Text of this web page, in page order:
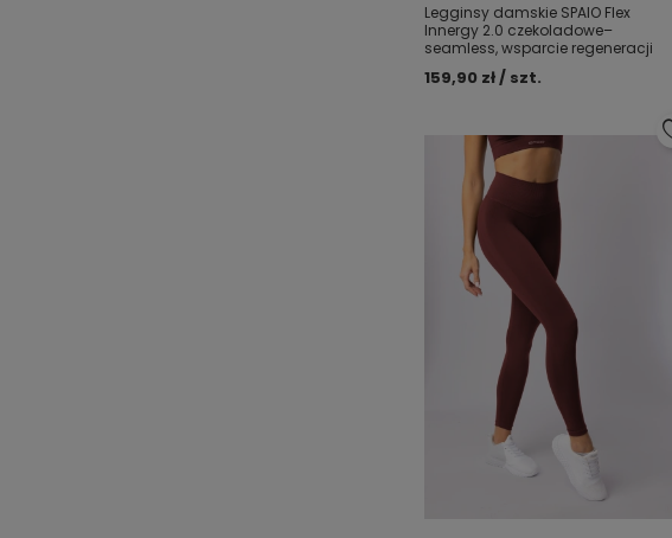
Legginsy damskie SPAIO Flex
Innergy 2.0 czekoladowe–
seamless, wsparcie regeneracji
159,90 zł / szt.